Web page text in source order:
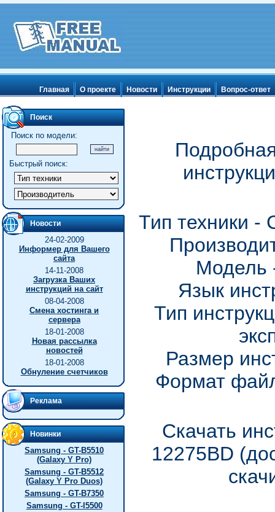
Главная О проекте Новости Инструкции Вопрос-ответ
Поиск
Поиск по модели:
Быстрый поиск:
Новости
24-02-2009
Информер для Вашего
сайта
14-11-2008
Загрузка Ваших
инструкций на сайт
08-04-2008
Смена хостинга и
сервера
18-01-2008
Новая рассылка
новостей
18-01-2008
Обнуление счетчиков
Реклама
Новинки
Samsung - GT-B5510
(Galaxy Y Pro)
Samsung - GT-B5512
(Galaxy Y Pro Duos)
Samsung - GT-B7350
Samsung - GT-I5500
Тип техники
Модель
Язык
Тип
Размер
Формат
Скачать
12275BD